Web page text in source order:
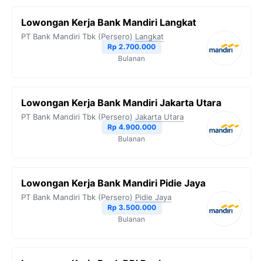
Lowongan Kerja Bank Mandiri Langkat
PT Bank Mandiri Tbk (Persero) Langkat
Rp 2.700.000
Bulanan
Lowongan Kerja Bank Mandiri Jakarta Utara
PT Bank Mandiri Tbk (Persero) Jakarta Utara
Rp 4.900.000
Bulanan
Lowongan Kerja Bank Mandiri Pidie Jaya
PT Bank Mandiri Tbk (Persero) Pidie Jaya
Rp 3.500.000
Bulanan